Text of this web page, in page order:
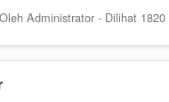
Administrator - Dilihat 1820